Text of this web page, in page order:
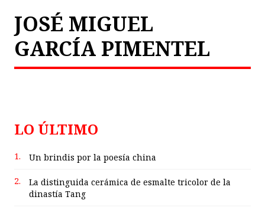
JOSÉ MIGUEL
GARCÍA PIMENTEL
LO ÚLTIMO
1. Un brindis por la poesía china
2.
La distinguida cerámica de esmalte tricolor de la
dinastía Tang